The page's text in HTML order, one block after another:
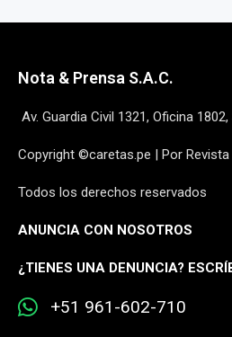
Nota & Prensa S.A.C.
Av. Guardia Civil 1321, Oficina
Copyright ©caretas.pe | Por Revista
Todos los derechos reservados
ANUNCIA CON NOSOTROS
¿TIENES UNA DENUNCIA?
+51 961-602-710